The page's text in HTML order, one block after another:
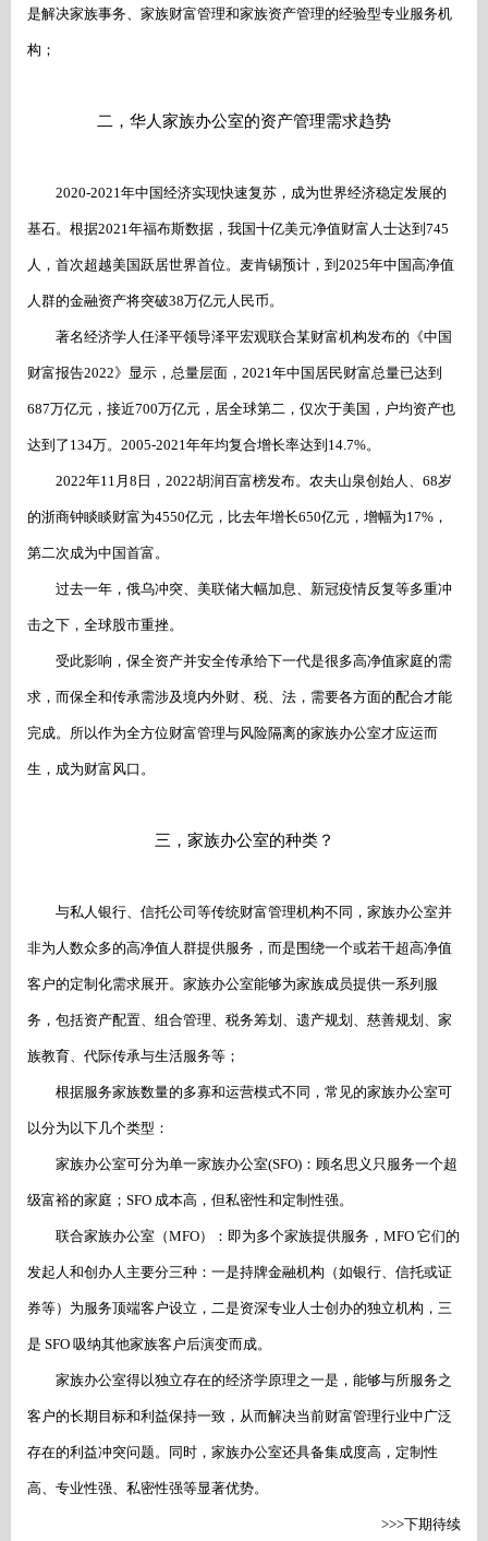
是解决家族事务、家族财富管理和家族资产管理的经验型专业服务机
构；
二，华人家族办公室的资产管理需求趋势
2020-2021年中国经济实现快速复苏，成为世界经济稳定发展的
基石。根据2021年福布斯数据，我国十亿美元净值财富人士达到745
人，首次超越美国跃居世界首位。麦肯锡预计，到2025年中国高净值
人群的金融资产将突破38万亿元人民币。
著名经济学人任泽平领导泽平宏观联合某财富机构发布的《中国
财富报告2022》显示，总量层面，2021年中国居民财富总量已达到
687万亿元，接近700万亿元，居全球第二，仅次于美国，户均资产也
达到了134万。2005-2021年年均复合增长率达到14.7%。
2022年11月8日，2022胡润百富榜发布。农夫山泉创始人、68岁
的浙商钟睒睒财富为4550亿元，比去年增长650亿元，增幅为17%，
第二次成为中国首富。
过去一年，俄乌冲突、美联储大幅加息、新冠疫情反复等多重冲
击之下，全球股市重挫。
受此影响，保全资产并安全传承给下一代是很多高净值家庭的需
求，而保全和传承需涉及境内外财、税、法，需要各方面的配合才能
完成。所以作为全方位财富管理与风险隔离的家族办公室才应运而
生，成为财富风口。
三，家族办公室的种类？
与私人银行、信托公司等传统财富管理机构不同，家族办公室并
非为人数众多的高净值人群提供服务，而是围绕一个或若干超高净值
客户的定制化需求展开。家族办公室能够为家族成员提供一系列服
务，包括资产配置、组合管理、税务筹划、遗产规划、慈善规划、家
族教育、代际传承与生活服务等；
根据服务家族数量的多寡和运营模式不同，常见的家族办公室可
以分为以下几个类型：
家族办公室可分为单一家族办公室(SFO)：顾名思义只服务一个超
级富裕的家庭；SFO 成本高，但私密性和定制性强。
联合家族办公室（MFO）：即为多个家族提供服务，MFO 它们的
发起人和创办人主要分三种：一是持牌金融机构（如银行、信托或证
券等）为服务顶端客户设立，二是资深专业人士创办的独立机构，三
是 SFO 吸纳其他家族客户后演变而成。
家族办公室得以独立存在的经济学原理之一是，能够与所服务之
客户的长期目标和利益保持一致，从而解决当前财富管理行业中广泛
存在的利益冲突问题。同时，家族办公室还具备集成度高，定制性
高、专业性强、私密性强等显著优势。
>>>下期待续